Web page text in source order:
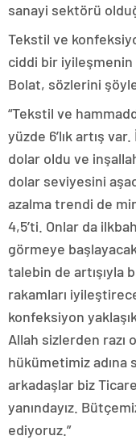
sanayi sektörü
Tekstil ve
ciddi bir iyileşmenin
Bolat, sözlerini
“Tekstil ve
yüzde 6’lık artış
dolar oldu ve
dolar seviyesini
azalma trendi de
4,5’ti. Onlar da
görmeye
talebin de artışıyla
rakamları
konfeksiyon
Allah sizlerden razı
hükümetimiz adına
arkadaşlar biz
yanındayız.
ediyoruz.”